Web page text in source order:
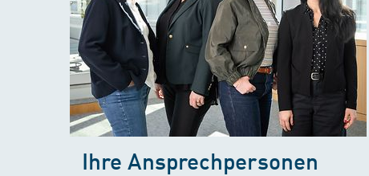
Ihre Ansprechpersonen